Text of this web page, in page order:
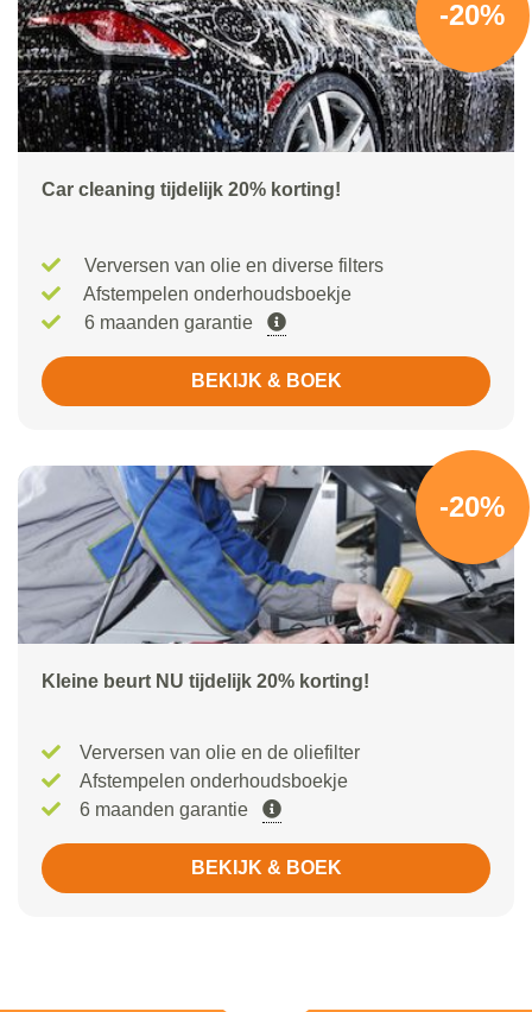
-20%
Car cleaning tijdelijk 20% korting!
Verversen van olie en diverse filters
Afstempelen onderhoudsboekje
6 maanden garantie
BEKIJK & BOEK
-20%
Kleine beurt NU tijdelijk 20% korting!
Verversen van olie en de oliefilter
Afstempelen onderhoudsboekje
6 maanden garantie
BEKIJK & BOEK